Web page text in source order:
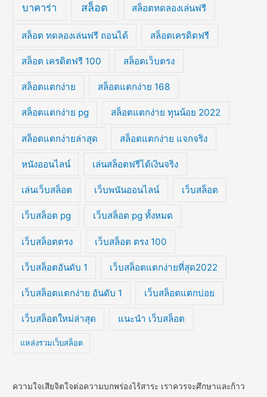
บาคาร่า สล็อต สล็อตทดลองเล่นฟรี
สล็อต ทดลองเล่นฟรี ถอนได้ สล็อตเครดิตฟรี
สล็อต เครดิตฟรี 100 สล็อตเว็บตรง
สล็อตแตกง่าย สล็อตแตกง่าย 168
สล็อตแตกง่าย pg สล็อตแตกง่าย ทุนน้อย 2022
สล็อตแตกง่ายล่าสุด สล็อตแตกง่าย แจกจริง
หนังออนไลน์ เล่นสล็อตฟรีได้เงินจริง
เล่นเว็บสล็อต เว็บพนันออนไลน์ เว็บสล็อต
เว็บสล็อต pg เว็บสล็อต pg ทั้งหมด
เว็บสล็อตตรง เว็บสล็อต ตรง 100
เว็บสล็อตอันดับ 1 เว็บสล็อตแตกง่ายที่สุด2022
เว็บสล็อตแตกง่าย อันดับ 1 เว็บสล็อตแตกบ่อย
เว็บสล็อตใหม่ล่าสุด แนะนำ เว็บสล็อต
แหล่งรวมเว็บสล็อต
ความใจเสียจิตใจต่อความบกพร่องไร้สาระ เราควรจะศึกษาและก้าว